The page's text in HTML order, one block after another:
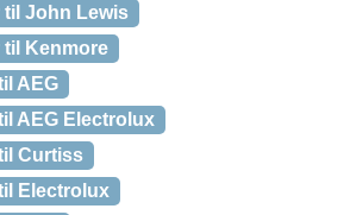
til John Lewis
til Kenmore
AEG
AEG Electrolux
Curtiss
Electrolux